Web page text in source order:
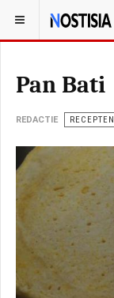
YOU ARE HERE:
Pan Bati
REDACTIE RECEPTEN